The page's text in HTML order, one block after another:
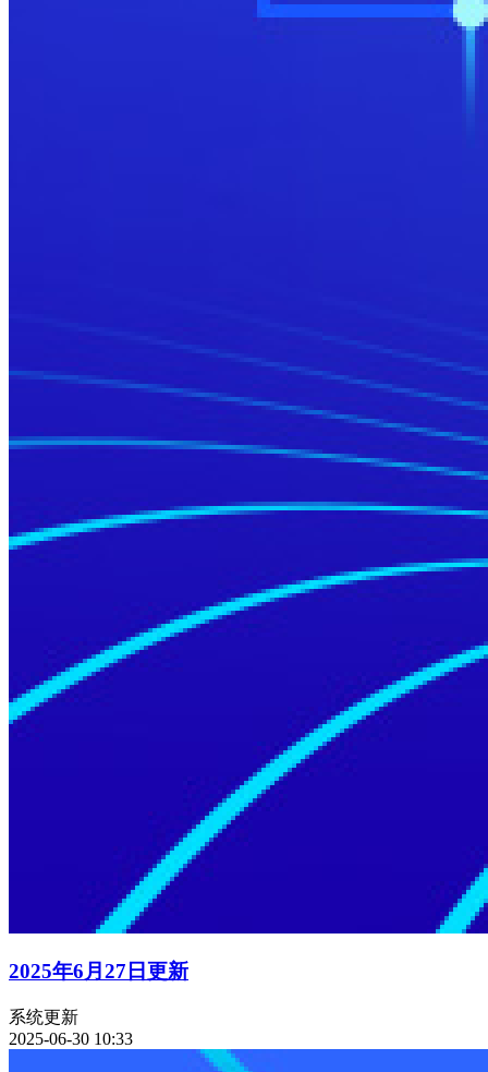
2025年6月27日更新
系统更新
2025-06-30 10:33